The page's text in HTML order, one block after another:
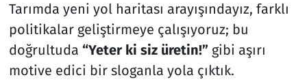
Tarımda yeni yol haritası arayışındayız, farklı
politikalar geliştirmeye çalışıyoruz; bu
doğrultuda “Yeter ki siz üretin!”gibi aşırı
motive edici bir sloganla yola çıktık.